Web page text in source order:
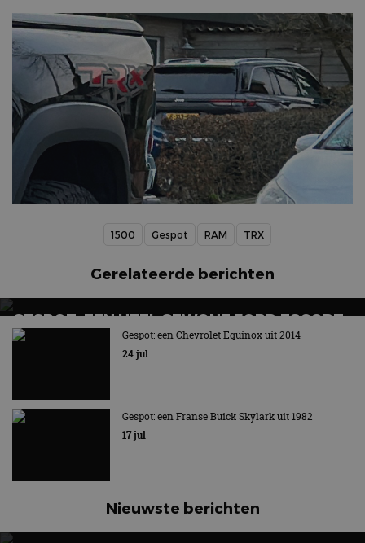
1500 Gespot RAM TRX
Gerelateerde berichten
GESPOT: EEN HEEL GEWONE FORD ESCORT
ESTATE UIT 1977
Nu eens geen rallyauto
Gespot: een Chevrolet Equinox uit 2014
24 jul
Gespot: een Franse Buick Skylark uit 1982
17 jul
Nieuwste berichten